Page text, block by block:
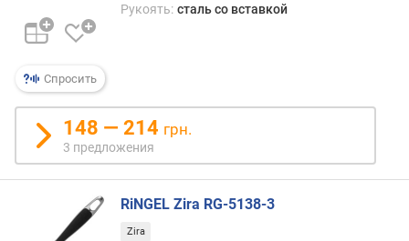
у
л
р
н
с
Спросить
Рукоять: сталь со вставкой
148 — 214 грн.
3 предложения
RiNGEL Zira RG-5138-3
Zira